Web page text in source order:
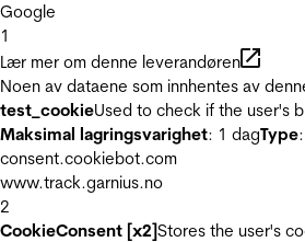
Google
1
Lær mer om denne leverandøren
Noen av dataene som innhentes av
test_cookieUsed to check if the user's
Maksimal lagringsvarighet: 1 dagType
consent.cookiebot.com
www.track.garnius.no
2
CookieConsent [x2]Stores the user's